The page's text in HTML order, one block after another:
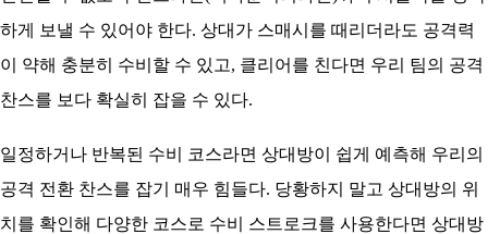
하게 보낼 수 있어야 한다. 상대가 스매시를 때리더라도 공격력
이 약해 충분히 수비할 수 있고, 클리어를 친다면 우리 팀의 공격
찬스를 보다 확실히 잡을 수 있다.
일정하거나 반복된 수비 코스라면 상대방이 쉽게 예측해 우리의
공격 전환 찬스를 잡기 매우 힘들다. 당황하지 말고 상대방의 위
치를 확인해 다양한 코스로 수비 스트로크를 사용한다면 상대방